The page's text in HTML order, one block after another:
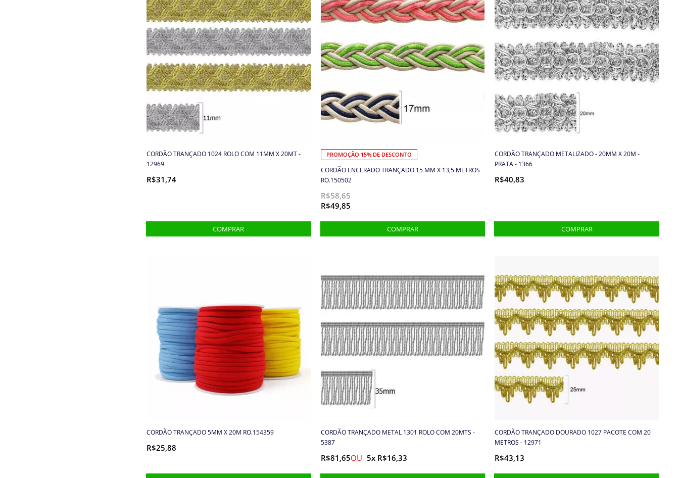
CORDÃO TRANÇADO 1024 ROLO COM 11MM X 20MT -
12969
R$31,74
PROMOÇÃO 15% DE DESCONTO
CORDÃO ENCERADO TRANÇADO 15 MM X 13,5 METROS
RO.150502
R$58,65
R$49,85
CORDÃO TRANÇADO METALIZADO - 20MM X 20M -
PRATA - 1366
R$40,83
CORDÃO TRANÇADO 5MM X 20M RO.154359
R$25,88
CORDÃO TRANÇADO METAL 1301 ROLO COM 20MTS -
5387
R$81,65 5x R$16,33
CORDÃO TRANÇADO DOURADO 1027 PACOTE COM 20
METROS - 12971
R$43,13